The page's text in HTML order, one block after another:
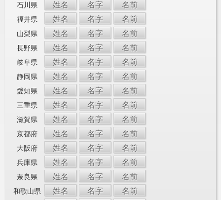
石川県 姓名 名字 名前
福井県 姓名 名字 名前
山梨県 姓名 名字 名前
長野県 姓名 名字 名前
岐阜県 姓名 名字 名前
静岡県 姓名 名字 名前
愛知県 姓名 名字 名前
三重県 姓名 名字 名前
滋賀県 姓名 名字 名前
京都府 姓名 名字 名前
大阪府 姓名 名字 名前
兵庫県 姓名 名字 名前
奈良県 姓名 名字 名前
和歌山県 姓名 名字 名前